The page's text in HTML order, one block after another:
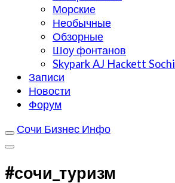
Морские
Необычные
Обзорные
Шоу фонтанов
Skypark AJ Hackett Sochi
Записи
Новости
Форум
Сочи Бизнес Инфо
#сочи_туризм